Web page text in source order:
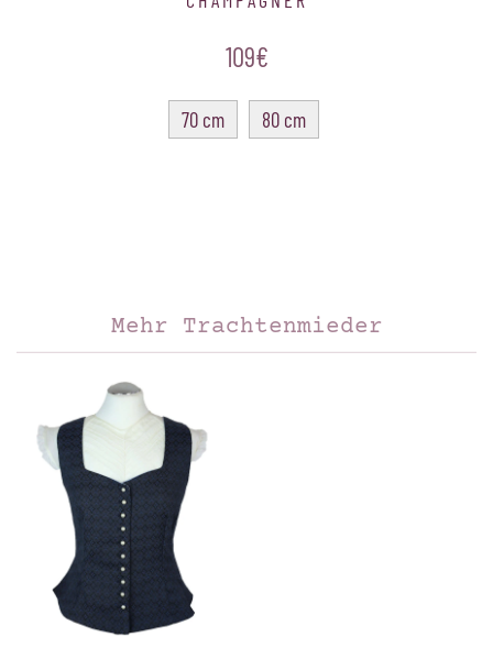
109€
70 cm 80 cm
Mehr Trachtenmieder